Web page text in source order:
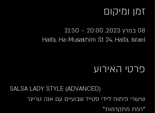
זמן ומיקום
08 במרץ 2023, 20:00 – 21:30
Haifa, Ha-Musakhim St 24, Haifa, Israel
פרטי האירוע
SALSA LADY STYLE (ADVANCED)
שיעורי פיתוח ליידי סטייל שבועיים עם אנה טרייגר
*רמת מתקדמות*